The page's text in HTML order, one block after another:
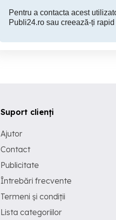
Pentru a contacta acest
Publi24.ro sau creează-ți
Suport clienți
Ajutor
Contact
Publicitate
Întrebări frecvente
Termeni și condiții
Lista categoriilor